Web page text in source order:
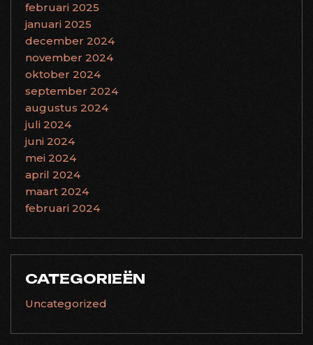
februari 2025
januari 2025
december 2024
november 2024
oktober 2024
september 2024
augustus 2024
juli 2024
juni 2024
mei 2024
april 2024
maart 2024
februari 2024
CATEGORIEËN
Uncategorized